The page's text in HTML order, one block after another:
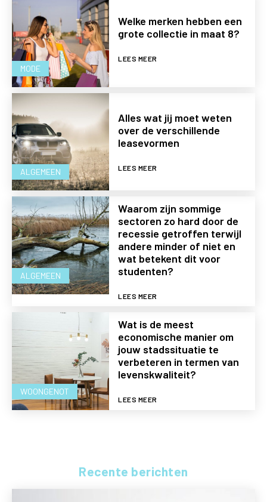
MODE
Welke merken hebben een
grote collectie in maat 8?
LEES MEER
ALGEMEEN
Alles wat jij moet weten
over de verschillende
leasevormen
LEES MEER
ALGEMEEN
Waarom zijn sommige
sectoren zo hard door de
recessie getroffen terwijl
andere minder of niet en
wat betekent dit voor
studenten?
LEES MEER
WOONGENOT
Wat is de meest
economische manier om
jouw stadssituatie te
verbeteren in termen van
levenskwaliteit?
LEES MEER
Recente berichten